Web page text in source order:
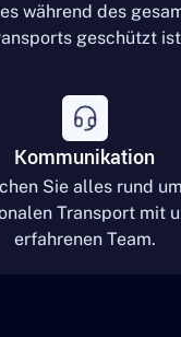
während des
geschützt
Kommunikation
Sie alles rund
Transport mit
erfahrenen Team.